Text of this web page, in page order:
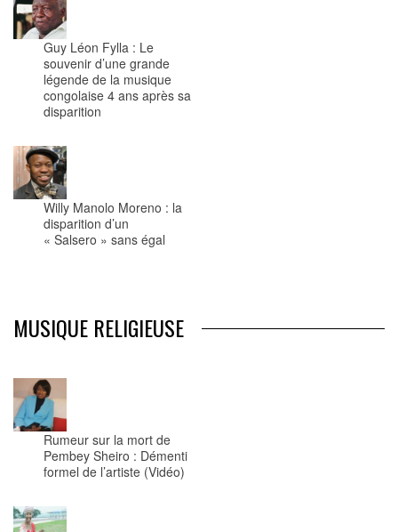
Guy Léon Fylla : Le
souvenir d’une grande
légende de la musique
congolaise 4 ans après sa
disparition
Willy Manolo Moreno : la
disparition d’un
« Salsero » sans égal
MUSIQUE RELIGIEUSE
Rumeur sur la mort de
Pembey Sheiro : Démenti
formel de l’artiste (Vidéo)